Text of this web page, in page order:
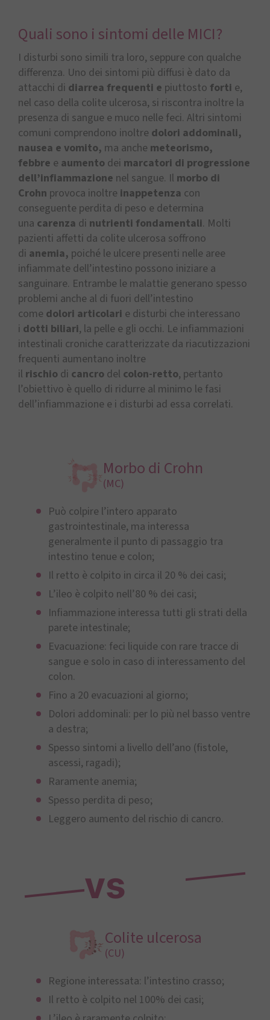
Quali sono i sintomi delle MICI?
I disturbi sono simili tra loro, seppure con qualche
differenza. Uno dei sintomi più diffusi è dato da
attacchi di diarrea frequenti e piuttosto forti e,
nel caso della colite ulcerosa, si riscontra inoltre la
presenza di sangue e muco nelle feci. Altri sintomi
comuni comprendono inoltre dolori addominali,
nausea e vomito, ma anche meteorismo,
febbre e aumento dei marcatori di progressione
dell’infiammazione nel sangue. Il morbo di
Crohn provoca inoltre inappetenza con
conseguente perdita di peso e determina
una carenza di nutrienti fondamentali. Molti
pazienti affetti da colite ulcerosa soffrono
di anemia, poiché le ulcere presenti nelle aree
infiammate dell’intestino possono iniziare a
sanguinare. Entrambe le malattie generano spesso
problemi anche al di fuori dell’intestino
come dolori articolari e disturbi che interessano
i dotti biliari, la pelle e gli occhi. Le infiammazioni
intestinali croniche caratterizzate da riacutizzazioni
frequenti aumentano inoltre
il rischio di cancro del colon-retto, pertanto
l’obiettivo è quello di ridurre al minimo le fasi
dell’infiammazione e i disturbi ad essa correlati.
Morbo di Crohn
(MC)
Può colpire l’intero apparato
gastrointestinale, ma interessa
generalmente il punto di passaggio tra
intestino tenue e colon;
Il retto è colpito in circa il 20 % dei casi;
L’ileo è colpito nell’80 % dei casi;
Infiammazione interessa tutti gli strati della
parete intestinale;
Evacuazione: feci liquide con rare tracce di
sangue e solo in caso di interessamento del
colon.
Fino a 20 evacuazioni al giorno;
Dolori addominali: per lo più nel basso ventre
a destra;
Spesso sintomi a livello dell’ano (fistole,
ascessi, ragadi);
Raramente anemia;
Spesso perdita di peso;
Leggero aumento del rischio di cancro.
vs
Colite ulcerosa
(CU)
Regione interessata: l’intestino crasso;
Il retto è colpito nel 100% dei casi;